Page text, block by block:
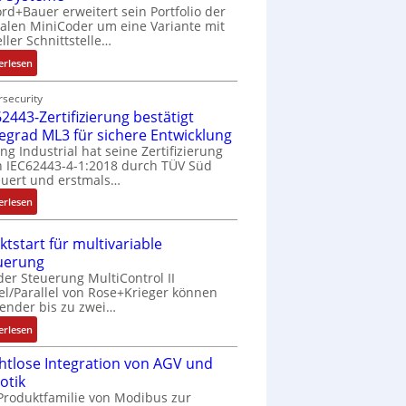
erweitert sein Portfolio der
MiniCoder um eine Variante mit
Schnittstelle…
:
E
i
n
f
a
c
h
e
S
n
s
o
r
-
I
t
Zertifizierung bestätigt
ML3 für sichere Entwicklung
Industrial hat seine Zertifizierung
IEC62443-4-1:2018 durch TÜV Süd
und erstmals…
:
I
C
6
2
4
4
3
Z
e
für multivariable
Steuerung MultiControl II
Parallel von Rose+Krieger können
bis zu zwei…
:
M
a
k
Integration von AGV und
von Modibus zur